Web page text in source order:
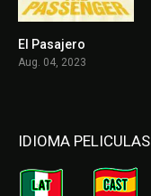
El Pasajero
Aug. 04, 2023
IDIOMA PELICULAS